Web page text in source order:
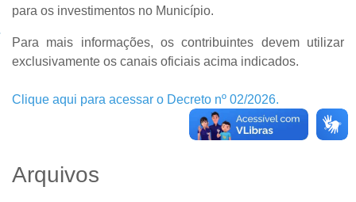
para os investimentos no Município.
Para mais informações, os contribuintes devem utilizar
exclusivamente os canais oficiais acima indicados.
Clique aqui para acessar o Decreto nº 02/2026.
Arquivos